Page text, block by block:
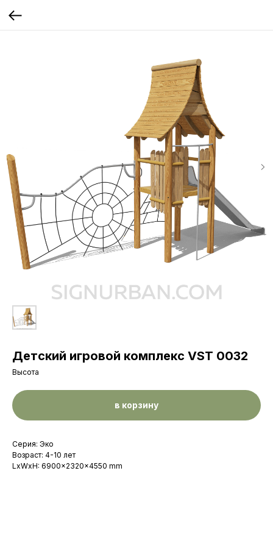
Детский игровой комплекс VST 0032
Высота
в корзину
Серия: Эко
Возраст: 4-10 лет
LxWxH: 6900x2320x4550 mm